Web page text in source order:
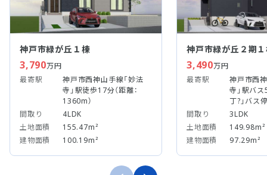
神戸市緑が丘１棟
3,790万円
最寄駅
神戸市西神山手線「妙法
寺」駅徒歩17分（距離：
1360m）
間取り
4LDK
土地面積
155.47m²
建物面積
100.19m²
神戸市緑が丘２期
3,490万円
最寄駅
神戸市西
寺」駅バ
丁?」バス
間取り
3LDK
土地面積
149.98m²
建物面積
97.29m²